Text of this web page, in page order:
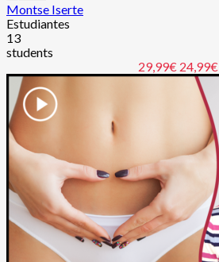
Montse Iserte
Estudiantes
13
students
29,99€24,99€